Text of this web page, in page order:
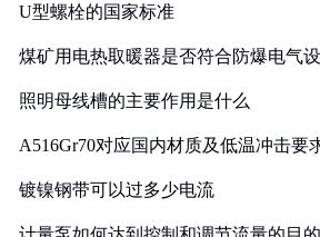
U型螺栓的国家标准
煤矿用电热取暖器是否符合防爆电气
照明母线槽的主要作用是什么
A516Gr70对应国内材质及低温冲击要
镀镍钢带可以过多少电流